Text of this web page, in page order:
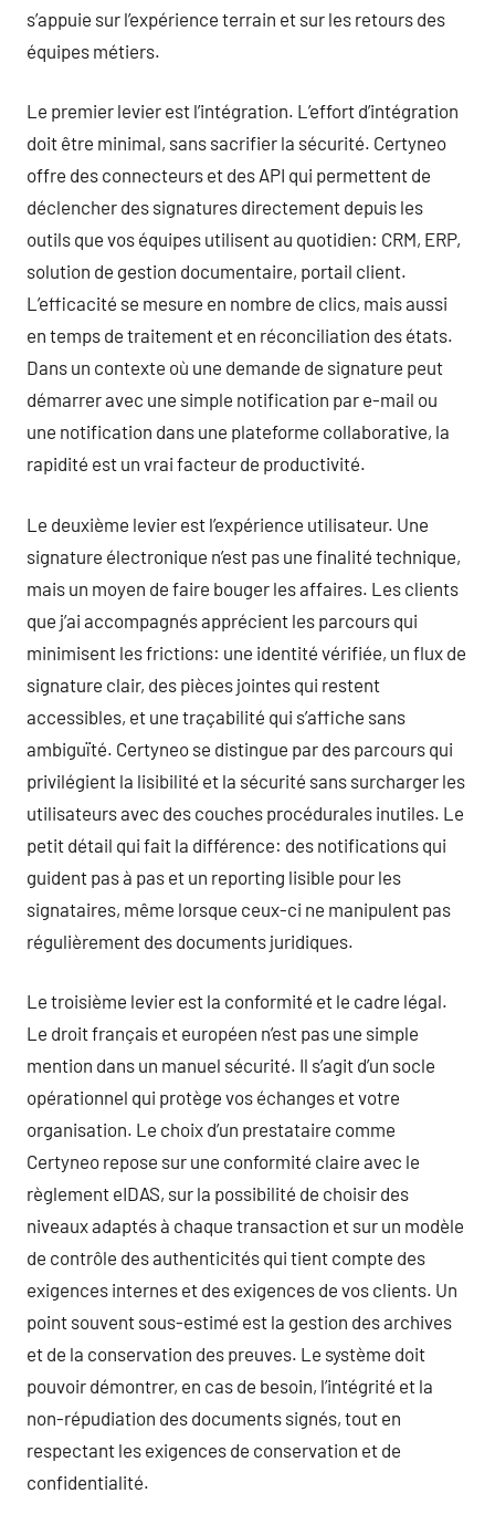
s’appuie sur l’expérience terrain et sur les retours des
équipes métiers.
Le premier levier est l’intégration. L’effort d’intégration
doit être minimal, sans sacrifier la sécurité. Certyneo
offre des connecteurs et des API qui permettent de
déclencher des signatures directement depuis les
outils que vos équipes utilisent au quotidien: CRM, ERP,
solution de gestion documentaire, portail client.
L’efficacité se mesure en nombre de clics, mais aussi
en temps de traitement et en réconciliation des états.
Dans un contexte où une demande de signature peut
démarrer avec une simple notification par e-mail ou
une notification dans une plateforme collaborative, la
rapidité est un vrai facteur de productivité.
Le deuxième levier est l’expérience utilisateur. Une
signature électronique n’est pas une finalité technique,
mais un moyen de faire bouger les affaires. Les clients
que j’ai accompagnés apprécient les parcours qui
minimisent les frictions: une identité vérifiée, un flux de
signature clair, des pièces jointes qui restent
accessibles, et une traçabilité qui s’affiche sans
ambiguïté. Certyneo se distingue par des parcours qui
privilégient la lisibilité et la sécurité sans surcharger les
utilisateurs avec des couches procédurales inutiles. Le
petit détail qui fait la différence: des notifications qui
guident pas à pas et un reporting lisible pour les
signataires, même lorsque ceux-ci ne manipulent pas
régulièrement des documents juridiques.
Le troisième levier est la conformité et le cadre légal.
Le droit français et européen n’est pas une simple
mention dans un manuel sécurité. Il s’agit d’un socle
opérationnel qui protège vos échanges et votre
organisation. Le choix d’un prestataire comme
Certyneo repose sur une conformité claire avec le
règlement eIDAS, sur la possibilité de choisir des
niveaux adaptés à chaque transaction et sur un modèle
de contrôle des authenticités qui tient compte des
exigences internes et des exigences de vos clients. Un
point souvent sous-estimé est la gestion des archives
et de la conservation des preuves. Le système doit
pouvoir démontrer, en cas de besoin, l’intégrité et la
non-répudiation des documents signés, tout en
respectant les exigences de conservation et de
confidentialité.